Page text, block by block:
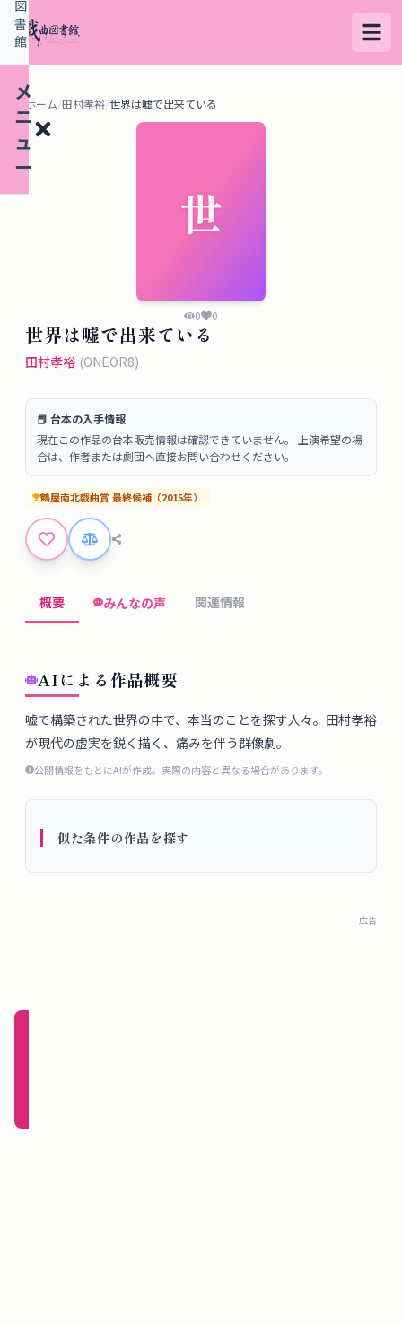
メ
ニ
ュ
ー
デ
タ
ベ
ー
ス
掲
示
ツ
ル
ブ
ロ
グ
要
図
書
館
ホーム/田村孝裕/世界は嘘で出来ている
世
0 0
世界は嘘で出来ている
田村孝裕 (ONEOR8)
📕 台本の入手情報
現在この作品の台本販売情報は確認できていません。 上演希望の場
合は、作者または劇団へ直接お問い合わせください。
鶴屋南北戯曲賞 最終候補 （2015年）
概要 みんなの声 関連情報
AIによる作品概要
嘘で構築された世界の中で、本当のことを探す人々。田村孝裕
が現代の虚実を鋭く描く、痛みを伴う群像劇。
公開情報をもとにAIが作成。実際の内容と異なる場合があります。
似た条件の作品を探す
広告